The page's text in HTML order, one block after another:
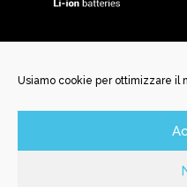
Usiamo cookie per ottimizzare il
©️ New Battery Service